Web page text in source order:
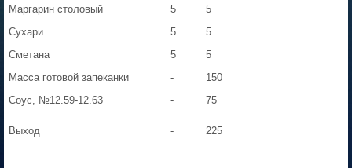
Маргарин столовый
Сухари
Сметана
Масса готовой запеканки
Соус, №12.59-12.63
5
5
5
-
-
5
5
5
150
75
Выход - 225